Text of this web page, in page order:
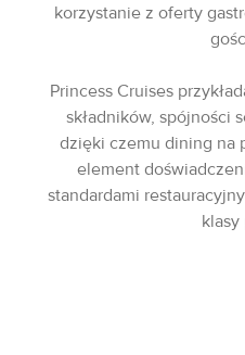
korzystanie z oferty
Princess Cruises
składników, spójności
dzięki czemu dining na
element
standardami
klasy